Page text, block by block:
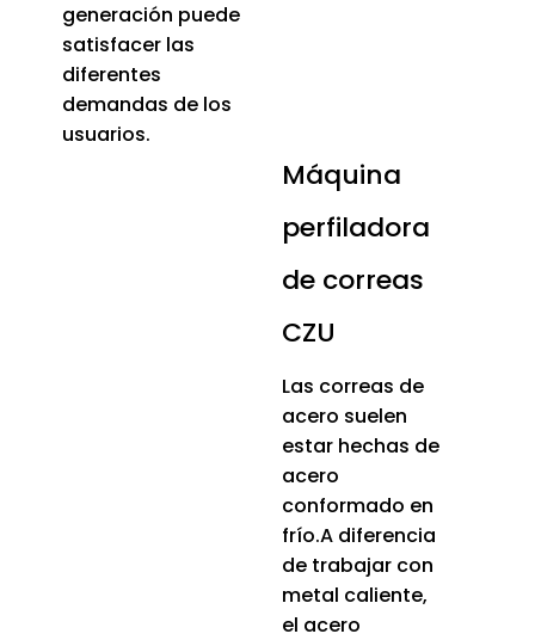
generación puede
satisfacer las
diferentes
demandas de los
usuarios.
Máquina
perfiladora
de correas
CZU
Las correas de
acero suelen
estar hechas de
acero
conformado en
frío.A diferencia
de trabajar con
metal caliente,
el acero